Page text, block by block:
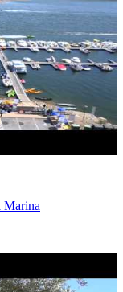
Marina